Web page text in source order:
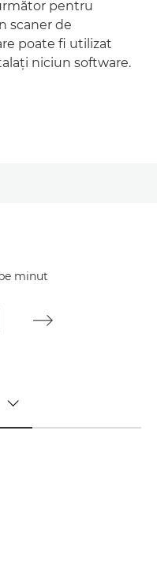
pentru
scaner de
poate fi utilizat
niciun software.
breadcrumbs
minut